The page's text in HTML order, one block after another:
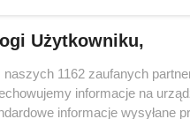
Użytkowniku,
naszych 1162 zaufanych
informacje na
informacje wysyłane